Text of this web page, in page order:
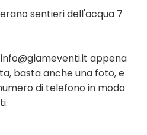
sentieri dell'acqua 7
appena
basta anche una foto, e
di telefono in modo